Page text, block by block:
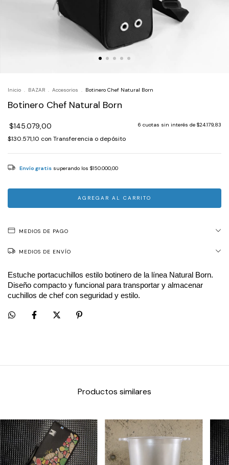
Inicio . BAZAR . Accesorios . Botinero Chef Natural Born
Botinero Chef Natural Born
$145.079,00 6 cuotas sin interés de $24.179,83
$130.571,10 con Transferencia o depósito
Envío gratis superando los $150.000,00
MEDIOS DE PAGO
MEDIOS DE ENVÍO
Estuche portacuchillos estilo botinero de la línea Natural Born.
Diseño compacto y funcional para transportar y almacenar
cuchillos de chef con seguridad y estilo.
Productos similares